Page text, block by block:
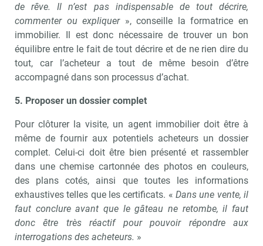
de rêve. Il n’est pas indispensable de tout décrire,
commenter ou expliquer», conseille la formatrice en
immobilier. Il est donc nécessaire de trouver un bon
équilibre entre le fait de tout décrire et de ne rien dire du
tout, car l’acheteur a tout de même besoin d’être
accompagné dans son processus d’achat.
5. Proposer un dossier complet
Pour clôturer la visite, un agent immobilier doit être à
même de fournir aux potentiels acheteurs un dossier
complet. Celui-ci doit être bien présenté et rassembler
dans une chemise cartonnée des photos en couleurs,
des plans cotés, ainsi que toutes les informations
exhaustives telles que les certificats. « Dans une vente, il
faut conclure avant que le gâteau ne retombe, il faut
donc être très réactif pour pouvoir répondre aux
interrogations des acheteurs. »